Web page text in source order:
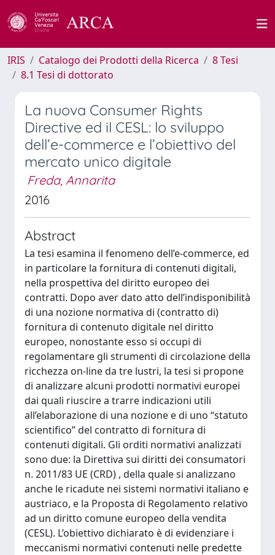
IRIS Catalogo dei Prodotti della Ricerca
8 Tesi
8.1 Tesi di dottorato
La nuova Consumer Rights
Directive ed il CESL: lo sviluppo
dell’e-commerce e l’obiettivo del
mercato unico digitale
Freda, Annarita
2016
Abstract
La tesi esamina il fenomeno dell’e-commerce, ed
in particolare la fornitura di contenuti digitali,
nella prospettiva del diritto europeo dei
contratti. Dopo aver dato atto dell’indisponibilità
di una nozione normativa di (contratto di)
fornitura di contenuto digitale nel diritto
europeo, nonostante esso si occupi di
regolamentare gli strumenti di circolazione della
ricchezza on-line da tre lustri, la tesi si propone
di analizzare alcuni prodotti normativi europei
dai quali riuscire a trarre indicazioni utili
all’elaborazione di una nozione e di uno “statuto
scientifico” del contratto di fornitura di
contenuti digitali. Gli orditi normativi analizzati
sono due: la Direttiva sui diritti dei consumatori
n. 2011/83 UE (CRD) , della quale si analizzano
anche le ricadute nei sistemi normativi italiano e
austriaco, e la Proposta di Regolamento relativo
ad un diritto comune europeo della vendita
(CESL). L’obiettivo dichiarato è di evidenziare i
meccanismi normativi contenuti nelle predette